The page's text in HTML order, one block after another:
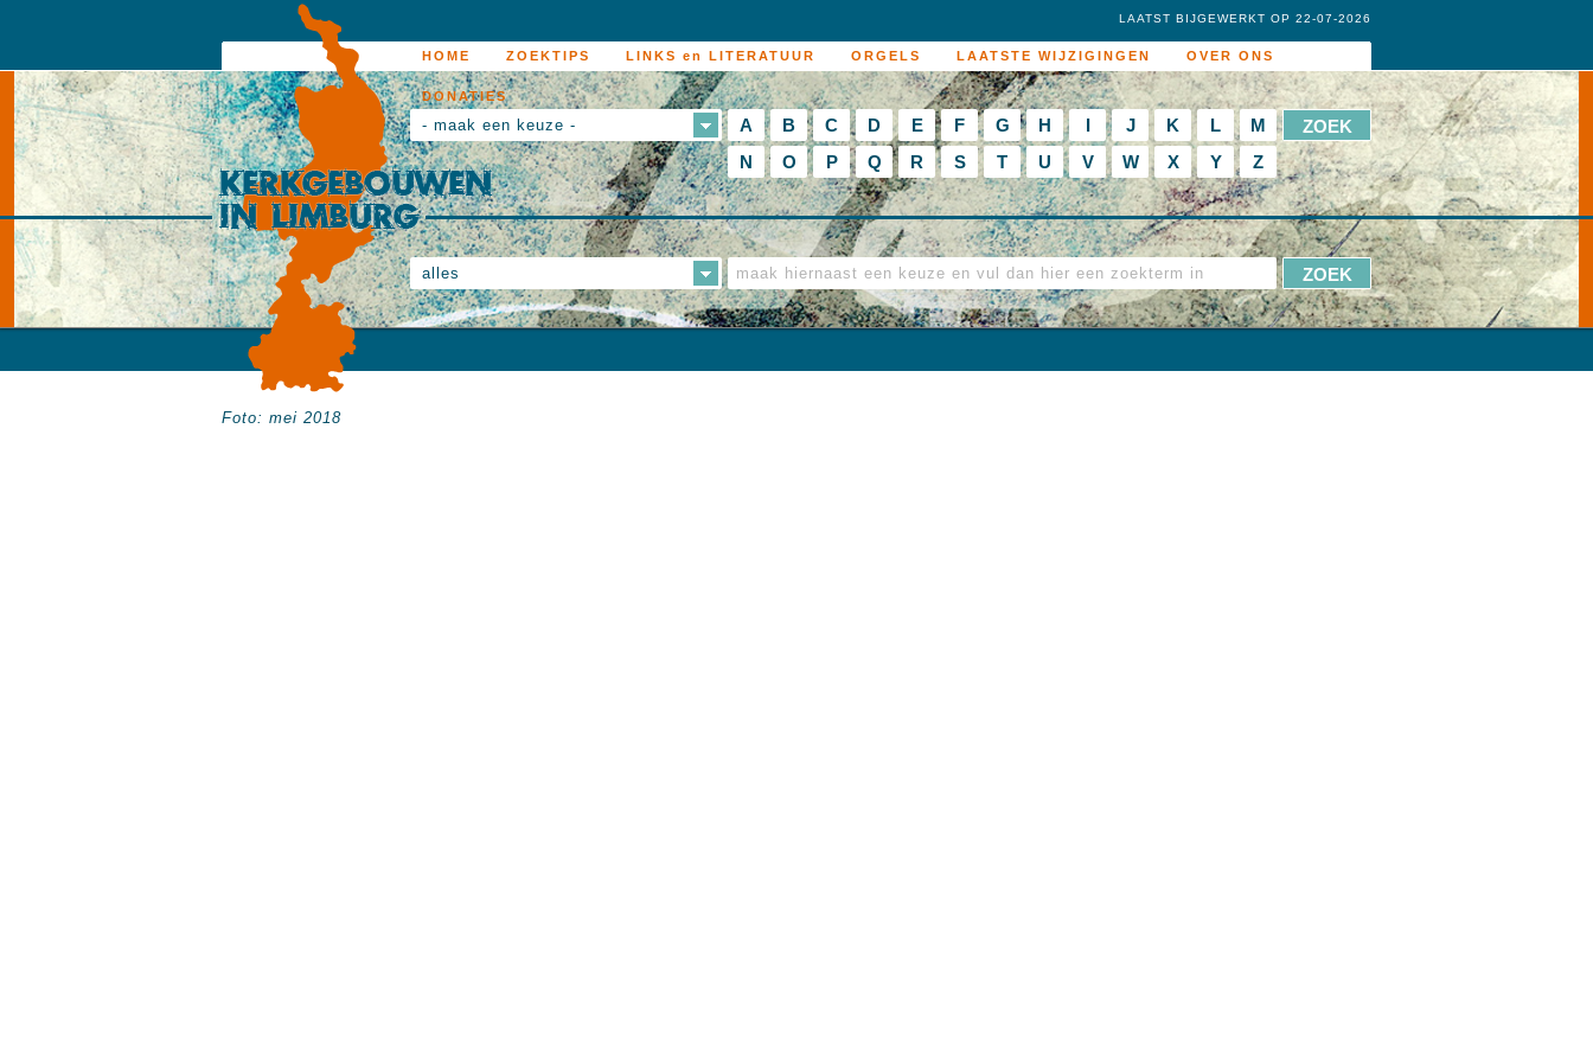
HOME ZOEKTIPS LINKS en LITERATUUR ORGELS LAATSTE WIJZIGINGEN OVER ONS
DONATIES
LAATST BIJGEWERKT OP 22-07-2026
- maak een keuze - A B C D E F G H I J K L
M
N
O P Q R S T U V W X Y Z
alles
Foto: mei 2018